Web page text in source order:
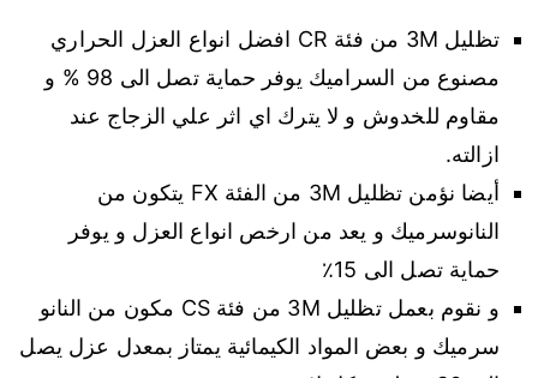
تظليل 3M من فئة CR افضل انواع العزل الحراري
مصنوع من السراميك يوفر حماية تصل الى 98 % و
مقاوم للخدوش و لا يترك اي اثر علي الزجاج عند
ازالته.
أيضا نؤمن تظليل 3M من الفئة FX يتكون من
النانوسرميك و يعد من ارخص انواع العزل و يوفر
حماية تصل الى 15٪
و نقوم بعمل تظليل 3M من فئة CS مكون من النانو
سرميك و بعض المواد الكيمائية يمتاز بمعدل عزل يصل